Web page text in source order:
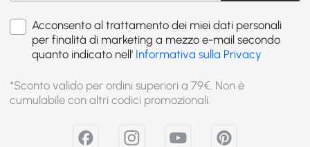
Acconsento al trattamento dei miei dati personali
per finalità di marketing a mezzo e-mail secondo
quanto indicato nell' Informativa sulla Privacy
*Sconto valido per ordini superiori a 79€. Non è
cumulabile con altri codici promozionali.